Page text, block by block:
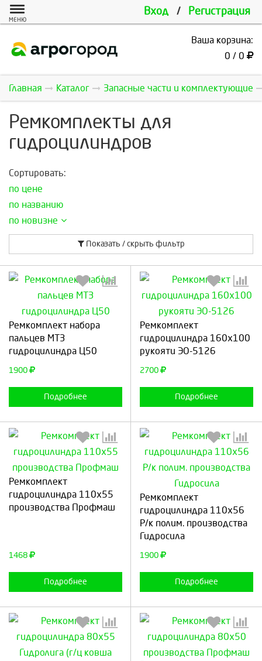
Вход / Регистрация
МЕНЮ
Ваша корзина:
0 / 0
Главная Каталог Запасные части и комплектующие
Ремкомплекты для
гидроцилиндров
Сортировать:
по цене
по названию
по новизне
Показать / скрыть фильтр
Ремкомплект набора
пальцев МТЗ
гидроцилиндра Ц50
1900
Подробнее
Выберите количество:
Продолжить
Ремкомплект
гидроцилиндра 160х100
рукояти ЭО-5126
2700
Подробнее
Выберите количество:
Продолжить
Ремкомплект
гидроцилиндра 110х55
производства Профмаш
1468
Подробнее
Выберите количество:
Ремкомплект
гидроцилиндра 110х56
Р/к полим. производства
Гидросила
1900
Подробнее
Выберите количество:
Продолжить